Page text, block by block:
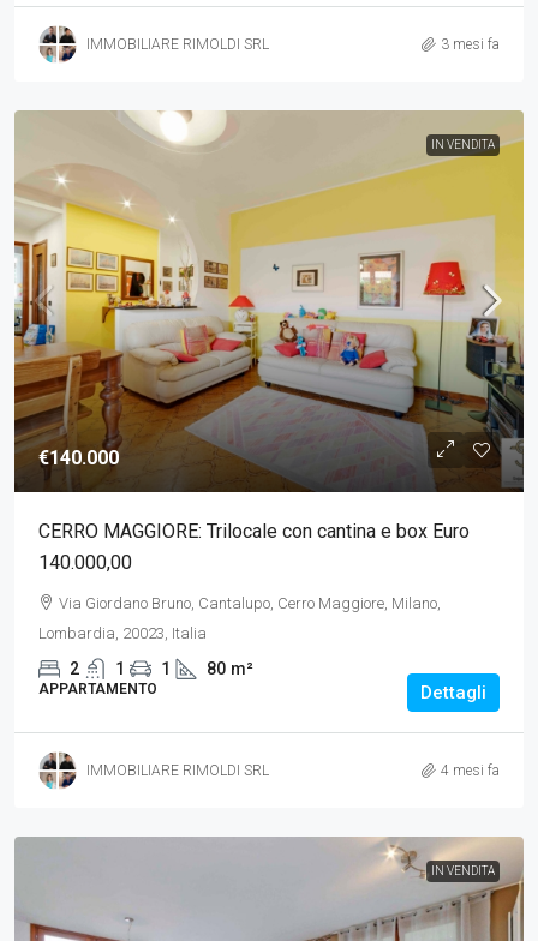
IMMOBILIARE RIMOLDI SRL 3 mesi fa
IN VENDITA
€140.000
CERRO MAGGIORE: Trilocale con cantina e box Euro
140.000,00
Via Giordano Bruno, Cantalupo, Cerro Maggiore, Milano,
Lombardia, 20023, Italia
2 1 1 80 m²
APPARTAMENTO Dettagli
IMMOBILIARE RIMOLDI SRL 4 mesi fa
IN VENDITA